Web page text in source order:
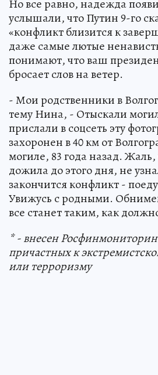
Но все равно, надежда
услышали, что Путин 9-го
«конфликт близится к
даже самые лютые
понимают, что ваш
бросает слов на ветер.
- Мои родственники в
тему Нина, - Отыскали
прислали в соцсеть эту
захоронен в 40 км от
могиле, 83 года назад.
дожила до этого дня, не
закончится конфликт -
Увижусь с родными.
все станет таким, как
* - внесен
причастных к
или терроризму